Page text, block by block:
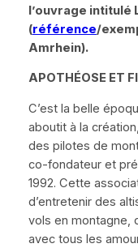
l’ouvrage intitulé
(référence/
Amrhein).
APOTH ÉOSE ET
C’est la belle
aboutit à la
des pilotes de
co-fondateur et
1992. Cette
d’entretenir des
vols en montagne,
avec tous les